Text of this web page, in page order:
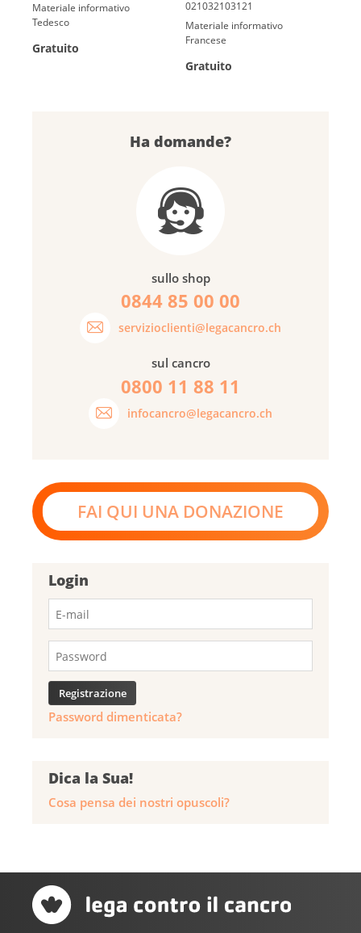
Materiale informativo
Tedesco
Gratuito
Materiale informativo
Francese
Gratuito
Ha domande?
sullo shop
0844 85 00 00
servizioclienti@legacancro.ch
sul cancro
0800 11 88 11
infocancro@legacancro.ch
FAI QUI UNA DONAZIONE
Login
Password dimenticata?
Dica la Sua!
Cosa pensa dei nostri opuscoli?